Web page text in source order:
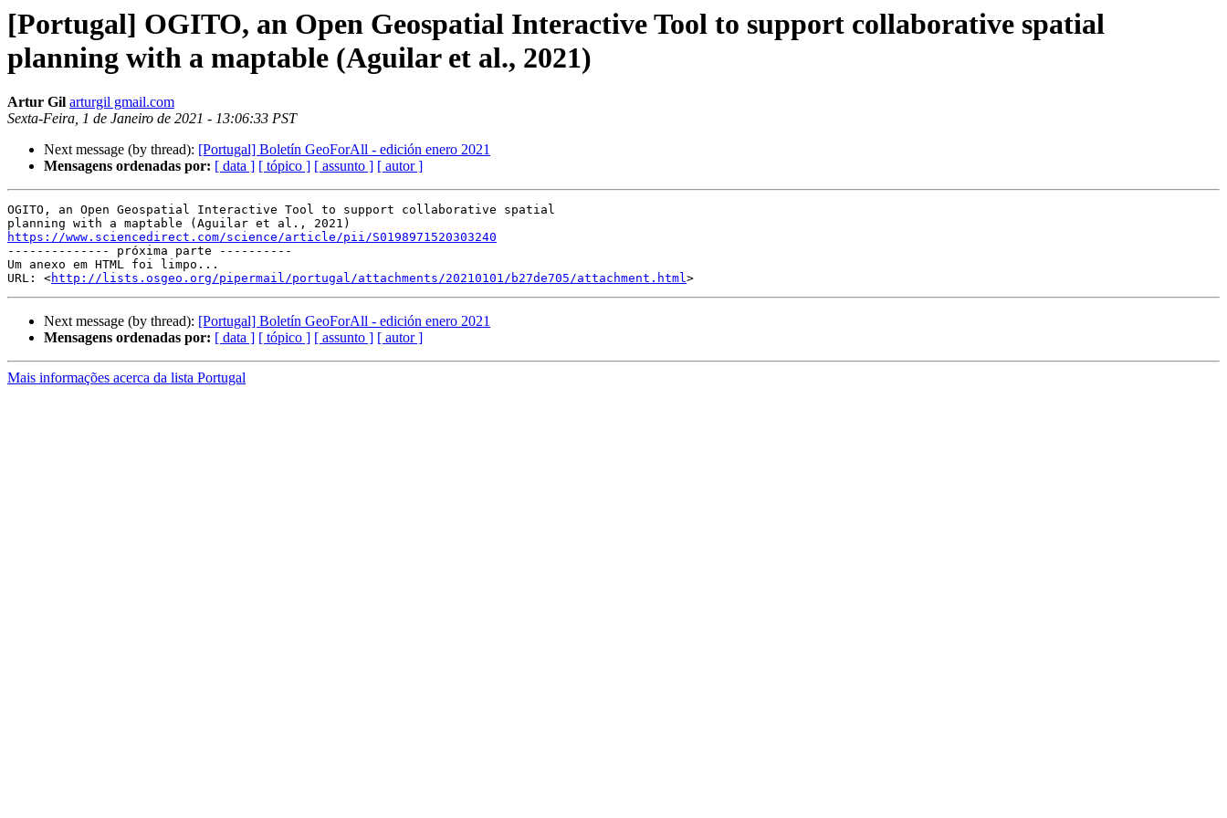
[Portugal] OGITO, an Open Geospatial Interactive Tool to support collaborative spatial
planning with a maptable (Aguilar et al., 2021)
Artur Gil arturgil gmail.com
Sexta-Feira, 1 de Janeiro de 2021 - 13:06:33 PST
Next message (by thread): [Portugal] Boletín GeoForAll - edición enero 2021
Mensagens ordenadas por: [ data ] [ tópico ] [ assunto ] [ autor ]
OGITO, an Open Geospatial Interactive Tool to support collaborative spatial
https://www.sciencedirect.com/science/article/pii/S0198971520303240
-------------- próxima parte ----------
Um anexo em HTML foi limpo...
URL: <http://lists.osgeo.org/pipermail/portugal/attachments/20210101/b27de705/attachment.html
Next message (by thread): [Portugal] Boletín GeoForAll - edición enero 2021
Mensagens ordenadas por: [ data ] [ tópico ] [ assunto ] [ autor ]
Mais informações acerca da lista Portugal